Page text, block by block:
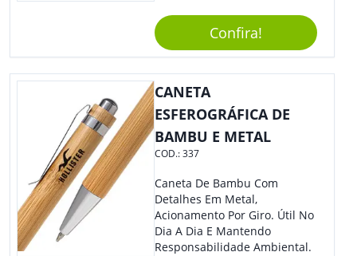
Na Bolsa Ou Na Mochila.
Compatível Com Diversos
Aparelhos, O Brinde É Super
Eficiente E Ágil, Ideal Para
Quem Busca Praticidade No
Dia A Dia. Personalize-O Com
Sua Marca E Tenha Ainda
Mais Destaque Em Eventos E
Feiras De Negócios.
Confira!
CANETA
ESFEROGRÁFICA DE
BAMBU E METAL
COD.:337
Caneta De Bambu Com
Detalhes Em Metal,
Acionamento Por Giro. Útil No
Dia A Dia E Mantendo
Responsabilidade Ambiental.